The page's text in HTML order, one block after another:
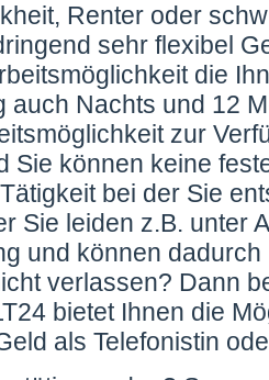
Renter oder
sehr flexibel
die
auch Nachts und 12
zur
Sie können keine
bei der Sie
Sie leiden z.B. unter
und können
verlassen? Dann
bietet Ihnen die
als Telefonistin